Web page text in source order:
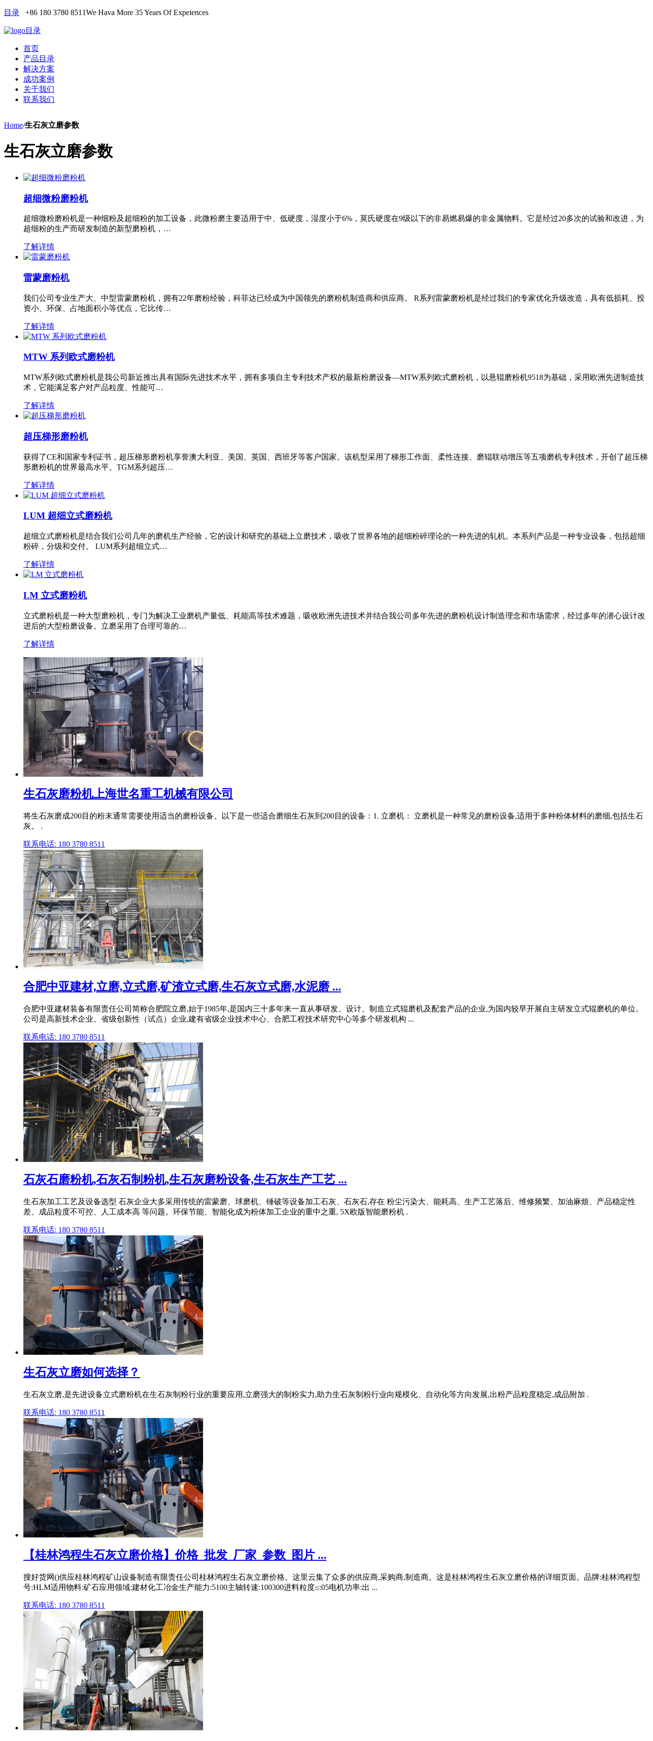
目录 +86 180 3780 8511We Hava More 35 Years Of Expeiences
目录
首页
产品目录
解决方案
成功案例
关于我们
联系我们
Home/生石灰立磨参数
生石灰立磨参数
超细微粉磨粉机
超细微粉磨粉机是一种细粉及超细粉的加工设备，此微粉磨主要适用于中、低硬度，湿度小于6%，莫氏硬度在9级以下的非易燃易爆的非金属物料。它是经过20多次的试验和改进，为
超细粉的生产而研发制造的新型磨粉机，…
了解详情
雷蒙磨粉机
我们公司专业生产大、中型雷蒙磨粉机，拥有22年磨粉经验，科菲达已经成为中国领先的磨粉机制造商和供应商。 R系列雷蒙磨粉机是经过我们的专家优化升级改造，具有低损耗、投
资小、环保、占地面积小等优点，它比传…
了解详情
MTW 系列欧式磨粉机
MTW系列欧式磨粉机是我公司新近推出具有国际先进技术水平，拥有多项自主专利技术产权的最新粉磨设备—MTW系列欧式磨粉机，以悬辊磨粉机9518为基础，采用欧洲先进制造技
术，它能满足客户对产品粒度、性能可…
了解详情
超压梯形磨粉机
获得了CE和国家专利证书，超压梯形磨粉机享誉澳大利亚、美国、英国、西班牙等客户国家。该机型采用了梯形工作面、柔性连接、磨辊联动增压等五项磨机专利技术，开创了超压梯
形磨粉机的世界最高水平。TGM系列超压…
了解详情
LUM 超细立式磨粉机
超细立式磨粉机是结合我们公司几年的磨机生产经验，它的设计和研究的基础上立磨技术，吸收了世界各地的超细粉碎理论的一种先进的轧机。本系列产品是一种专业设备，包括超细
粉碎，分级和交付。 LUM系列超细立式…
了解详情
LM 立式磨粉机
立式磨粉机是一种大型磨粉机，专门为解决工业磨机产量低、耗能高等技术难题，吸收欧洲先进技术并结合我公司多年先进的磨粉机设计制造理念和市场需求，经过多年的潜心设计改
进后的大型粉磨设备。立磨采用了合理可靠的…
了解详情
生石灰磨粉机上海世名重工机械有限公司
将生石灰磨成200目的粉末通常需要使用适当的磨粉设备。以下是一些适合磨细生石灰到200目的设备：1. 立磨机： 立磨机是一种常见的磨粉设备,适用于多种粉体材料的磨细,包括生石
灰。 .
联系电话: 180 3780 8511
合肥中亚建材,立磨,立式磨,矿渣立式磨,生石灰立式磨,水泥磨 ...
合肥中亚建材装备有限责任公司简称合肥院立磨,始于1985年,是国内三十多年来一直从事研发、设计、制造立式辊磨机及配套产品的企业,为国内较早开展自主研发立式辊磨机的单位。
公司是高新技术企业、省级创新性（试点）企业,建有省级企业技术中心、合肥工程技术研究中心等多个研发机构 ...
联系电话: 180 3780 8511
石灰石磨粉机,石灰石制粉机,生石灰磨粉设备,生石灰生产工艺 ...
生石灰加工工艺及设备选型 石灰企业大多采用传统的雷蒙磨、球磨机、锤破等设备加工石灰、石灰石,存在 粉尘污染大、能耗高、生产工艺落后、维修频繁、加油麻烦、产品稳定性
差、成品粒度不可控、人工成本高 等问题。环保节能、智能化成为粉体加工企业的重中之重, 5X欧版智能磨粉机 .
联系电话: 180 3780 8511
生石灰立磨如何选择？
生石灰立磨,是先进设备立式磨粉机在生石灰制粉行业的重要应用,立磨强大的制粉实力,助力生石灰制粉行业向规模化、自动化等方向发展,出粉产品粒度稳定,成品附加 .
联系电话: 180 3780 8511
【桂林鸿程生石灰立磨价格】价格_批发_厂家_参数_图片 ...
搜好货网()供应桂林鸿程矿山设备制造有限责任公司桂林鸿程生石灰立磨价格。这里云集了众多的供应商,采购商,制造商。这是桂林鸿程生石灰立磨价格的详细页面。品牌:桂林鸿程型
号:HLM适用物料:矿石应用领域:建材化工冶金生产能力:5100主轴转速:100300进料粒度≤:05电机功率:出 ...
联系电话: 180 3780 8511